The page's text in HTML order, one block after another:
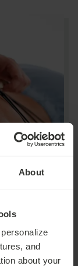
About
and
about your